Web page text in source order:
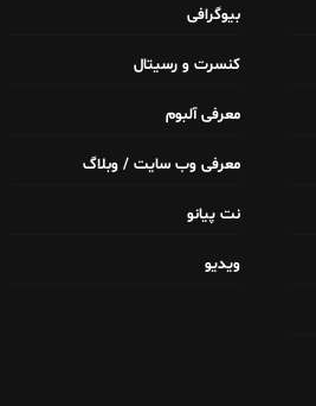
بیوگرافی
کنسرت و رسیتال
معرفی آلبوم
معرفی وب سایت / وبلاگ
نت پیانو
ویدیو